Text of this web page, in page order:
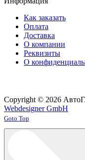
Как заказать
Оплата
Доставка
О компании
Реквизиты
О
Copyright © 2026
Webdesigner GmbH
Joomla! 3 Templates
Goto Top